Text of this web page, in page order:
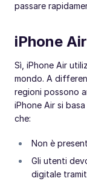
passare
iPhone
Sì, iPhone Air
mondo. A
regioni possono
iPhone Air si
che:
Non è
Gli utenti
digitale